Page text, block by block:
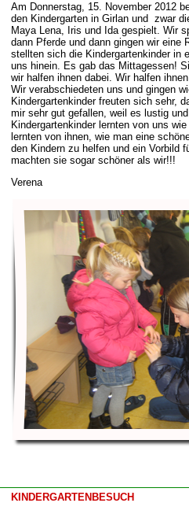
Am Donnerstag, 15. November 2012
den Kindergarten in Girlan und zwar
Maya Lena, Iris und Ida gespielt. Wir
dann Pferde und dann gingen wir eine
stellten sich die Kindergartenkinder in
uns hinein. Es gab das Mittagessen!
wir halfen ihnen dabei. Wir halfen
Wir verabschiedeten uns und gingen
Kindergartenkinder freuten sich sehr,
mir sehr gut gefallen, weil es lustig
Kindergartenkinder lernten von uns
lernten von ihnen, wie man eine
den Kindern zu helfen und ein Vorbild
machten sie sogar schöner als wir!!!
Verena
KINDERGARTENBESUCH